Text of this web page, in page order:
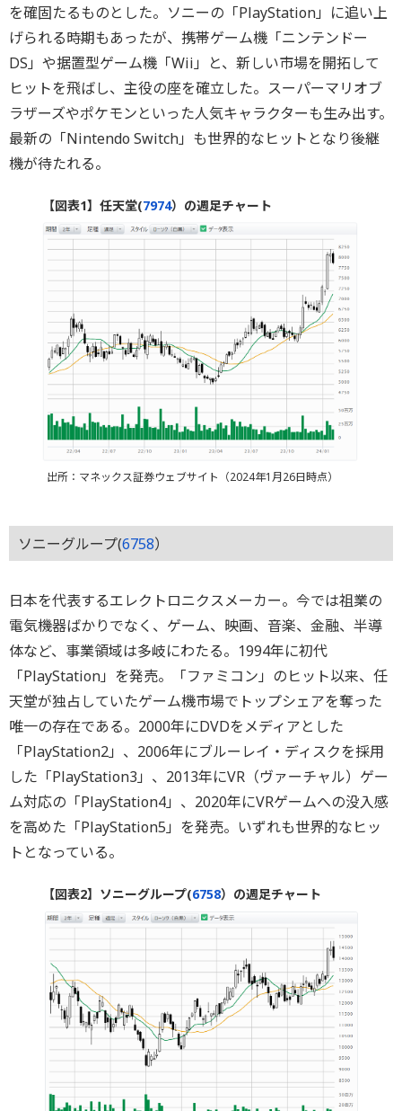
を確固たるものとした。ソニーの「PlayStation」に追い上
げられる時期もあったが、携帯ゲーム機「ニンテンドー
DS」や据置型ゲーム機「Wii」と、新しい市場を開拓して
ヒットを飛ばし、主役の座を確立した。スーパーマリオブ
ラザーズやポケモンといった人気キャラクターも生み出す。
最新の「Nintendo Switch」も世界的なヒットとなり後継
機が待たれる。
【図表1】任天堂(7974）の週足チャート
出所：マネックス証券ウェブサイト（2024年1月26日時点）
ソニーグループ(6758）
日本を代表するエレクトロニクスメーカー。今では祖業の
電気機器ばかりでなく、ゲーム、映画、音楽、金融、半導
体など、事業領域は多岐にわたる。1994年に初代
「PlayStation」を発売。「ファミコン」のヒット以来、任
天堂が独占していたゲーム機市場でトップシェアを奪った
唯一の存在である。2000年にDVDをメディアとした
「PlayStation2」、2006年にブルーレイ・ディスクを採用
した「PlayStation3」、2013年にVR（ヴァーチャル）ゲー
ム対応の「PlayStation4」、2020年にVRゲームへの没入感
を高めた「PlayStation5」を発売。いずれも世界的なヒッ
トとなっている。
【図表2】ソニーグループ(6758）の週足チャート